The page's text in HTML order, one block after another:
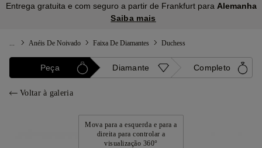
Entrega gratuita e com seguro a partir de Frankfurt para Alemanha
Saiba mais
... Anéis De Noivado Faixa De Diamantes Duchess
Peça Diamante Completo
Voltar à galeria
Mova para a esquerda e para a
direita para controlar a
visualização 360°